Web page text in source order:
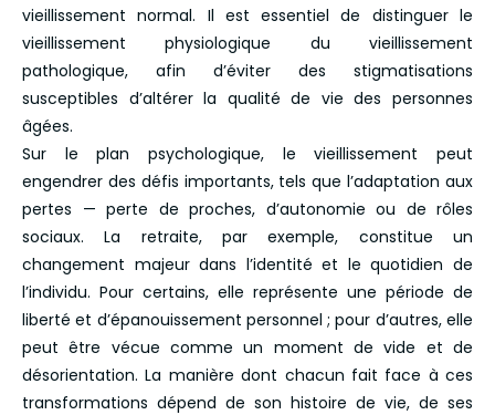
vieillissement normal. Il est essentiel de distinguer le
vieillissement physiologique du vieillissement
pathologique, afin d’éviter des stigmatisations
susceptibles d’altérer la qualité de vie des personnes
âgées.
Sur le plan psychologique, le vieillissement peut
engendrer des défis importants, tels que l’adaptation aux
pertes — perte de proches, d’autonomie ou de rôles
sociaux. La retraite, par exemple, constitue un
changement majeur dans l’identité et le quotidien de
l’individu. Pour certains, elle représente une période de
liberté et d’épanouissement personnel ; pour d’autres, elle
peut être vécue comme un moment de vide et de
désorientation. La manière dont chacun fait face à ces
transformations dépend de son histoire de vie, de ses